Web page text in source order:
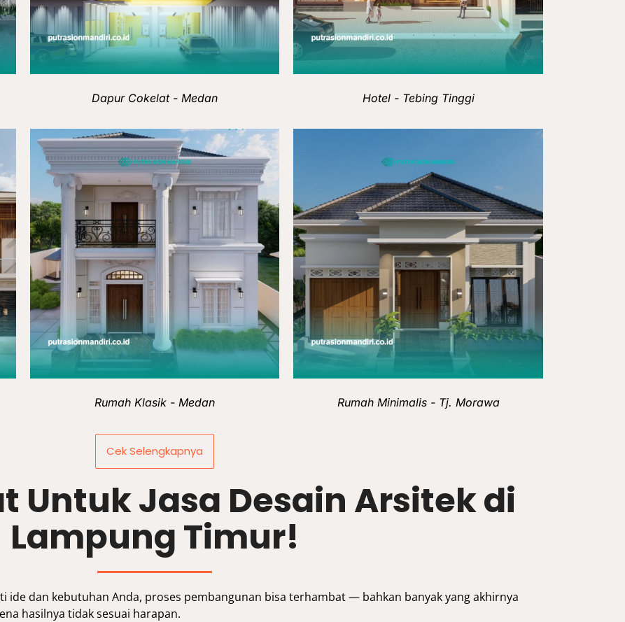
Dapur Cokelat - Medan Hotel - Tebing Tinggi
Rumah Klasik - Medan Rumah Minimalis - Tj. Morawa
Cek Selengkapnya
Untuk Jasa Desain Arsitek di
Lampung Timur!
ide dan kebutuhan Anda, proses pembangunan bisa terhambat — bahkan banyak yang akhirnya
hasilnya tidak sesuai harapan.